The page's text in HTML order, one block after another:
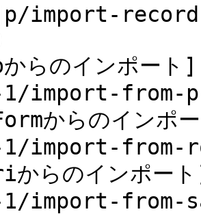
import-
らのインポ
import-from-
からのイン
import-from-
らのインポ
1/import-from-